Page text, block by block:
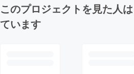
このプロジェクトを見た人
ています